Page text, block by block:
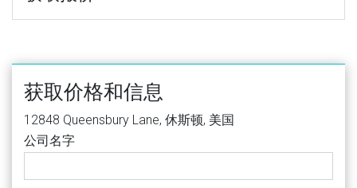
获取价格和信息
12848 Queensbury Lane, 休斯顿, 美国
公司名字